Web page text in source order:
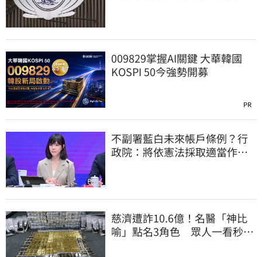
009829掌握AI關鍵 大華韓國
KOSPI 50今強勢開募
PR
不副署藍白未來帳戶條例？行
政院：將依憲法採取適當作
慈濟遭詐10.6億！名醫「神比
喻」點名3角色 眾人一看秒懂